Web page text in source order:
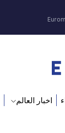
اخبار العالم